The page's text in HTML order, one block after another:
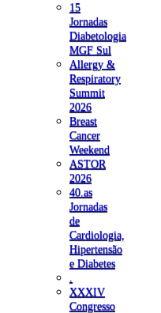
15
Jornadas
Diabetologia
MGF Sul
Allergy &
Respiratory
Summit
2026
Breast
Cancer
Weekend
ASTOR
2026
40.as
Jornadas
de
Cardiologia,
Hipertensão
e Diabetes
XXXIV
Congresso